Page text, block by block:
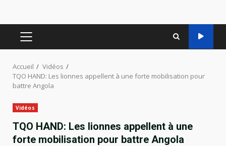
MENU
PRINCIPAL
Accueil
Vidéos
TQO HAND: Les lionnes appellent à une forte mobilisation pour
battre Angola
Vidéos
TQO HAND: Les lionnes appellent à une
forte mobilisation pour battre Angola